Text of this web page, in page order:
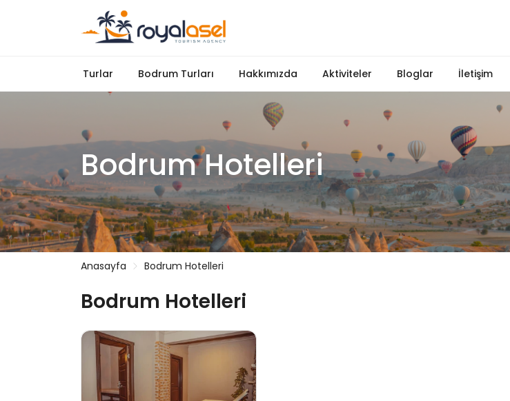
Turlar Bodrum Turları Hakkımızda Aktiviteler Bloglar İletişim
Bodrum Hotelleri
Anasayfa Bodrum Hotelleri
Bodrum Hotelleri